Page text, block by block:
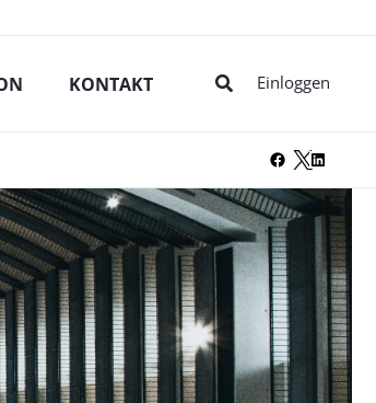
KONTAKT SucheEinloggen